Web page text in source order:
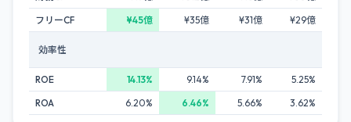
フリーCF
¥45億 ¥35億 ¥31億 ¥29億
効率性
ROE 14.13% 9.14% 7.91%
5.25%
ROA
6.20% 6.46% 5.66% 3.62%